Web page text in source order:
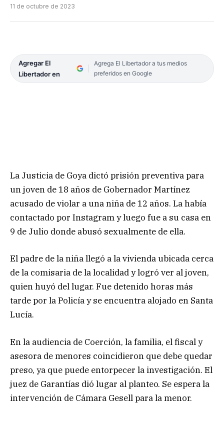
11 de octubre de 2023
Agregar El
Libertador en
Agrega El Libertador a tus medios
preferidos en Google
La Justicia de Goya dictó prisión preventiva para
un joven de 18 años de Gobernador Martínez
acusado de violar a una niña de 12 años. La había
contactado por Instagram y luego fue a su casa en
9 de Julio donde abusó sexualmente de ella.
El padre de la niña llegó a la vivienda ubicada cerca
de la comisaria de la localidad y logró ver al joven,
quien huyó del lugar. Fue detenido horas más
tarde por la Policía y se encuentra alojado en Santa
Lucía.
En la audiencia de Coerción, la familia, el fiscal y
asesora de menores coincidieron que debe quedar
preso, ya que puede entorpecer la investigación. El
juez de Garantías dió lugar al planteo. Se espera la
intervención de Cámara Gesell para la menor.